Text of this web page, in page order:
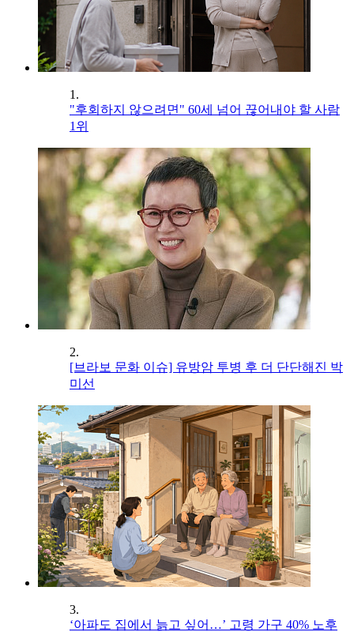
1.
"후회하지 않으려면" 60세 넘어 끊어내야 할 사람
1위
2.
[브라보 문화 이슈] 유방암 투병 후 더 단단해진 박
미선
3.
‘아파도 집에서 늙고 싶어…’ 고령 가구 40% 노후